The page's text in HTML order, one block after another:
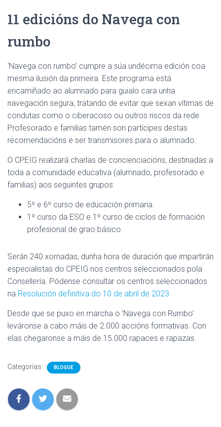
11 edicións do Navega con
rumbo
‘Navega con rumbo’ cumpre a súa undécima edición coa
mesma ilusión da primeira. Este programa está
encamiñado ao alumnado para guialo cara unha
navegación segura, tratando de evitar que sexan vítimas de
condutas como o ciberacoso ou outros riscos da rede.
Profesorado e familias tamén son partícipes destas
recomendacións e ser transmisores para o alumnado.
O CPEIG realizará charlas de concienciacións, destinadas a
toda a comunidade educativa (alumnado, profesorado e
familias) aos seguintes grupos:
5º e 6º curso de educación primaria.
1º curso da ESO e 1º curso de ciclos de formación
profesional de grao básico.
Serán 240 xornadas, dunha hora de duración que impartirán
especialistas do CPEIG nos centros seleccionados pola
Consellería. Pódense consultar os centros seleccionados
na Resolución definitiva do 10 de abril de 2023.
Desde que se puxo en marcha o ‘Navega con Rumbo’
leváronse a cabo máis de 2.000 accións formativas. Con
elas chegaronse a máis de 15.000 rapaces e rapazas.
Categorías: BLOGUE